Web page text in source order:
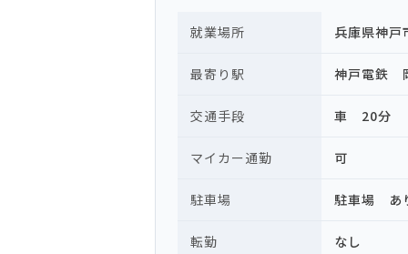
就業場所 兵庫県神戸
最寄り駅 神戸電鉄
交通手段 車 20分
マイカー通勤 可
駐車場 駐車場 あ
転勤 なし